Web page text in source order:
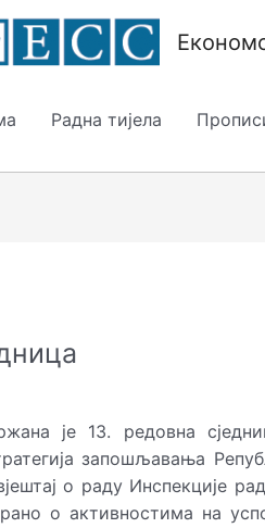
Радна тијела
је 13. редовна
запошљавања
о раду Инспекције
о активностима на